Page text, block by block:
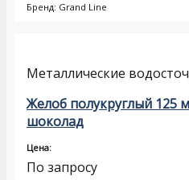
Бренд: Grand Line
Металлические
Желоб полукруглый 125
шоколад
Цена:
По запросу